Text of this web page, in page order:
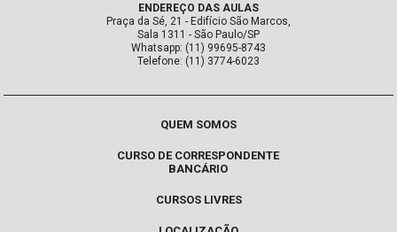
ENDEREÇO DAS AULAS
Praça da Sé, 21 - Edifício São Marcos,
Sala 1311 - São Paulo/SP
Whatsapp: (11) 99695-8743
Telefone: (11) 3774-6023
QUEM SOMOS
CURSO DE CORRESPONDENTE
BANCÁRIO
CURSOS LIVRES